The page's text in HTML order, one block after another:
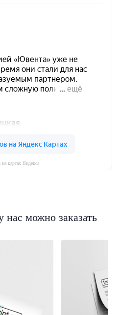
картах Яндекса
нас можно заказать